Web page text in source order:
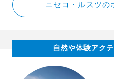
ニセコ・ルスツの
自然や体験アク